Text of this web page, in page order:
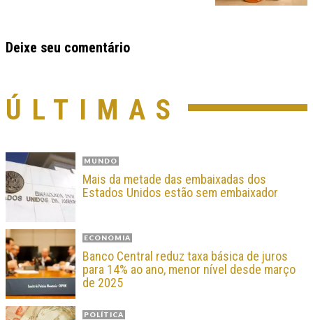
Deixe seu comentário
ÚLTIMAS
MUNDO
Mais da metade das embaixadas dos
Estados Unidos estão sem embaixador
ECONOMIA
Banco Central reduz taxa básica de juros
para 14% ao ano, menor nível desde março
de 2025
POLÍTICA